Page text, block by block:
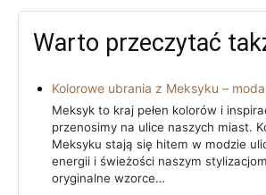
Warto przeczytać
Kolorowe ubrania z Meksyku –
Meksyk to kraj pełen kolorów i
przenosimy na ulice naszych miast.
Meksyku stają się hitem w modzie
energii i świeżości naszym
oryginalne wzorce…